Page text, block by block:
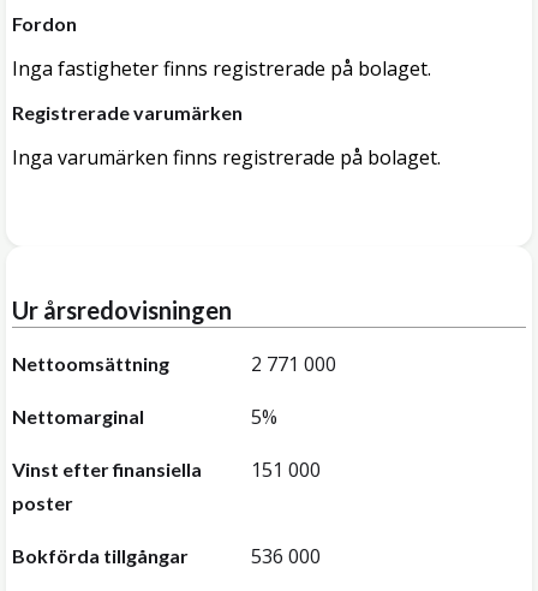
Fordon
Inga fastigheter finns registrerade på bolaget.
Registrerade varumärken
Inga varumärken finns registrerade på bolaget.
Ur årsredovisningen
Nettoomsättning 2 771 000
Nettomarginal 5%
Vinst efter finansiella
poster
151 000
Bokförda tillgångar 536 000